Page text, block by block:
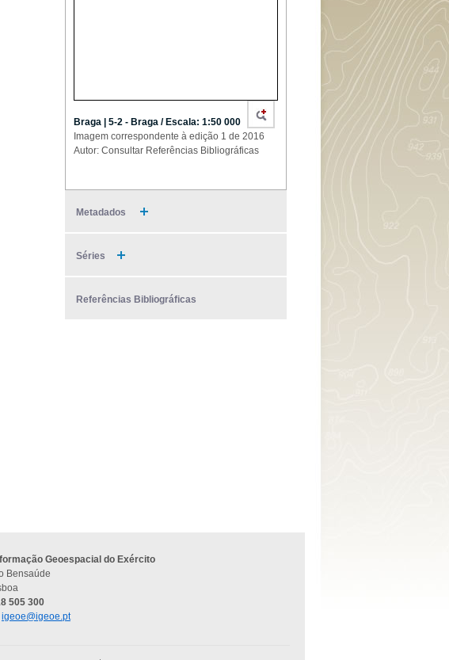
Braga | 5-2 - Braga / Escala: 1:50 000
Imagem correspondente à edição 1 de 2016
Autor: Consultar Referências Bibliográficas
Metadados
Séries
Referências Bibliográficas
Geoespacial do Exército
Bensaúde
505 300
igeoe@igeoe.pt